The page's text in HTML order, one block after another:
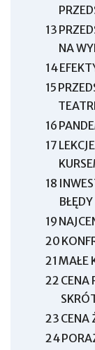
13
NA
14
15
16
17
18
BŁĘDY
19
20
21 MAŁE
22 CENA
23 CENA
24